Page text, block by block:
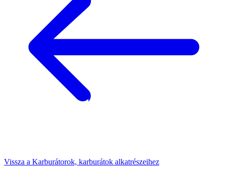
Vissza a Karburátorok, karburátok alkatrészeihez